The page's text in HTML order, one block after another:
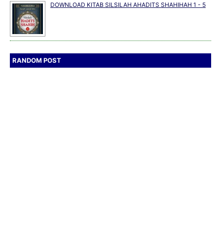
DOWNLOAD KITAB SILSILAH AHADITS SHAHIHAH 1 - 5
RANDOM POST